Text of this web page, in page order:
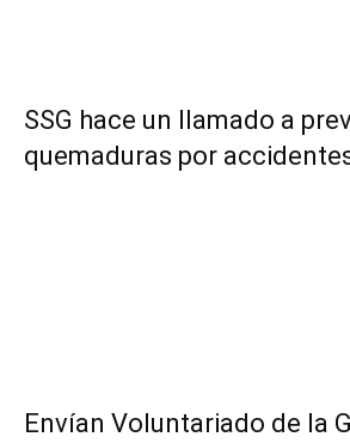
SSG hace un llamado a
quemaduras por
Envían Voluntariado de la